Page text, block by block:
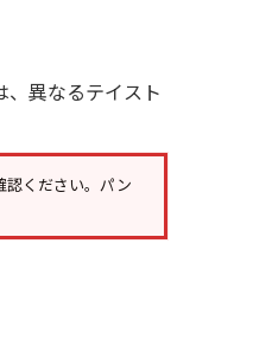
異なるテイスト
認ください。パン